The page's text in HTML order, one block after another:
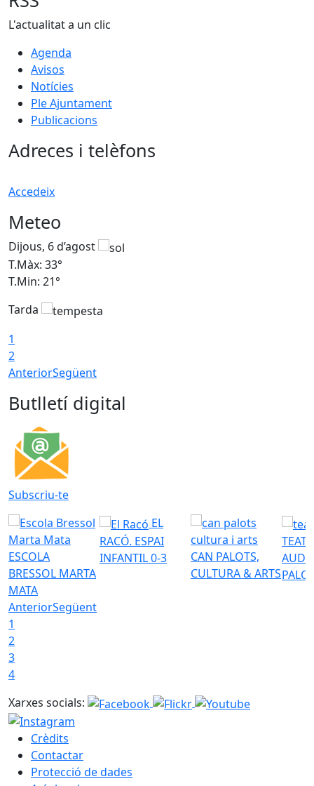
L'actualitat a un clic
Agenda
Avisos
Notícies
Ple Ajuntament
Publicacions
Adreces i telèfons
Accedeix
Meteo
Dijous, 6 d’agost
T.Màx: 33°
T.Min: 21°
Tarda
1
2
AnteriorSegüent
Butlletí digital
Subscriu-te
ESCOLA
BRESSOL MARTA
MATA
EL
RACÓ. ESPAI
INFANTIL 0-3
CAN PALOTS,
CULTURA & ARTS
AnteriorSegüent
1
2
3
4
Xarxes socials:
Crèdits
Contactar
Protecció de dades